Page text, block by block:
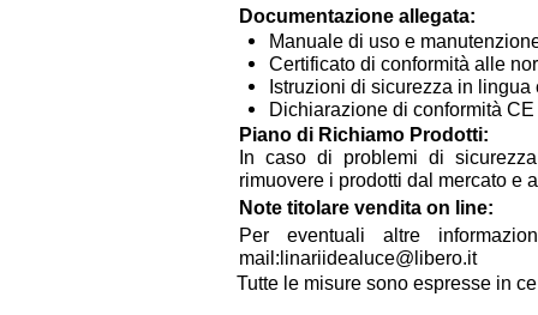
Documentazione allegata:
Manuale di uso e
Certificato di conformità alle
Istruzioni di sicurezza in
Dichiarazione di conformità
Piano di Richiamo Prodotti:
In caso di problemi di
rimuovere i prodotti dal mercato e
Note titolare vendita on line:
Per eventuali altre
mail:linariidealuce@libero.it
Tutte le misure sono espresse in